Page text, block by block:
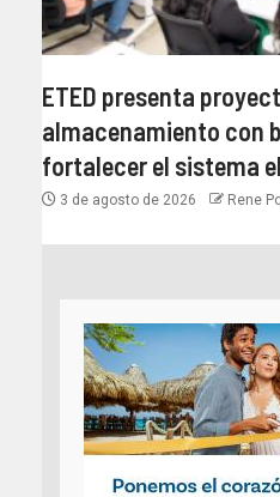
ETED presenta
almacenamiento con
fortalecer el sistema
3 de agosto de 2026 Rene